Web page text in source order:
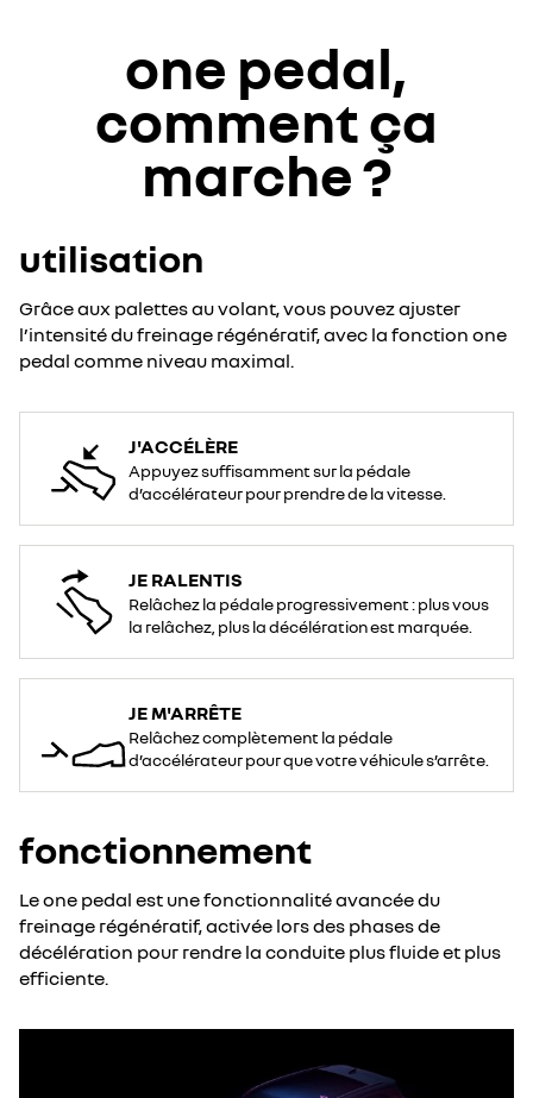
one pedal,
comment ça
marche ?
utilisation
Grâce aux palettes au volant, vous pouvez ajuster
l’intensité du freinage régénératif, avec la fonction one
pedal comme niveau maximal.
J'ACCÉLÈRE
Appuyez suffisamment sur la pédale
d’accélérateur pour prendre de la vitesse.
JE RALENTIS
Relâchez la pédale progressivement : plus vous
la relâchez, plus la décélération est marquée.
JE M'ARRÊTE
Relâchez complètement la pédale
d’accélérateur pour que votre véhicule s’arrête.
fonctionnement​
Le one pedal est une fonctionnalité avancée du
freinage régénératif, activée lors des phases de
décélération pour rendre la conduite plus fluide et plus
efficiente.​